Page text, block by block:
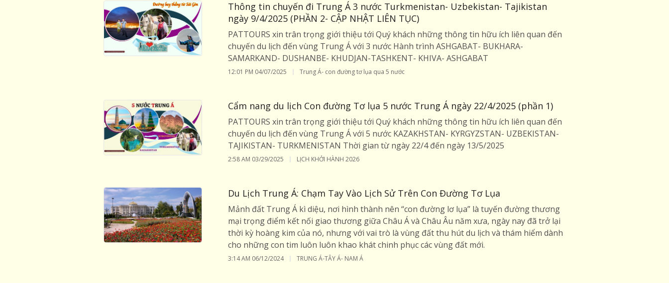
Thông tin chuyến đi Trung Á 3 nước Turkmenistan- Uzbekistan- Tajikistan
ngày 9/4/2025 (PHẦN 2- CẬP NHẬT LIÊN TỤC)
PATTOURS xin trân trọng giới thiệu tới Quý khách những thông tin hữu ích liên quan đến
chuyến du lịch đến vùng Trung Á với 3 nước Hành trình ASHGABAT- BUKHARA-
SAMARKAND- DUSHANBE- KHUDJAN-TASHKENT- KHIVA- ASHGABAT
12:01 PM 04/07/2025 Trung Á- con đường tơ lụa qua 5 nước
Cẩm nang du lịch Con đường Tơ lụa 5 nước Trung Á ngày 22/4/2025 (phần 1)
PATTOURS xin trân trọng giới thiệu tới Quý khách những thông tin hữu ích liên quan đến
chuyến du lịch đến vùng Trung Á với 5 nước KAZAKHSTAN- KYRGYZSTAN- UZBEKISTAN-
TAJIKISTAN- TURKMENISTAN Thời gian từ ngày 22/4 đến ngày 13/5/2025
2:58 AM 03/29/2025 LỊCH KHỞI HÀNH 2026
Du Lịch Trung Á: Chạm Tay Vào Lịch Sử Trên Con Đường Tơ Lụa
Mảnh đất Trung Á kì diệu, nơi hình thành nên “con đường lơ lụa” là tuyến đường thương
mại trọng điểm kết nối giao thương giữa Châu Á và Châu Âu năm xưa, ngày nay đã trở lại
thời kỳ hoàng kim của nó, nhưng với vai trò là vùng đất thu hút du lịch và thám hiểm dành
cho những con tim luôn luôn khao khát chinh phục các vùng đất mới.
3:14 AM 06/12/2024 TRUNG Á-TÂY Á- NAM Á